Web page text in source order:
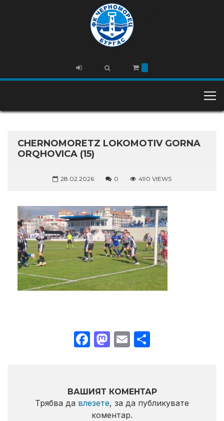
CHERNOMORETZ LOKOMOTIV GORNA
ORQHOVICA (15)
28.02.2026 0 490 VIEWS
Facebook
Mastodon
Email
ВАШИЯТ КОМЕНТАР
Трябва да влезете, за да публикувате
коментар.